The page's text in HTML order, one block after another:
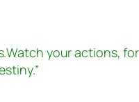
your actions,